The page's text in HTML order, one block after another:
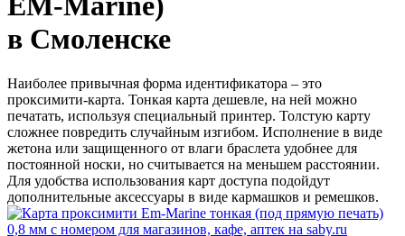
в Смоленске
Наиболее привычная форма идентификатора – это
проксимити-карта. Тонкая карта дешевле, на ней можно
печатать, используя специальный принтер. Толстую карту
сложнее повредить случайным изгибом. Исполнение в виде
жетона или защищенного от влаги браслета удобнее для
постоянной носки, но считывается на меньшем расстоянии.
Для удобства использования карт доступа подойдут
дополнительные аксессуары в виде кармашков и ремешков.